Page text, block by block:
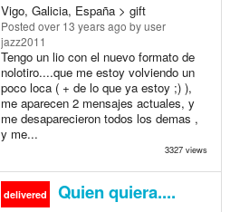
Vigo, Galicia, España > gift
Posted over 13 years ago by user
jazz2011
Tengo un lio con el nuevo formato de
nolotiro....que me estoy volviendo un
poco loca ( + de lo que ya estoy ;) ),
me aparecen 2 mensajes actuales, y
me desaparecieron todos los demas ,
y me...
3327 views
delivered Quien quiera....